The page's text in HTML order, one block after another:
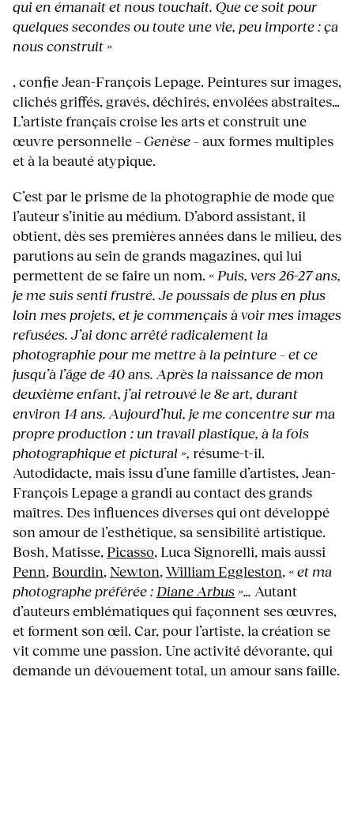
qui en émanait et nous touchait. Que ce soit pour
quelques secondes ou toute une vie, peu importe : ça
nous construit »
, confie Jean-François Lepage. Peintures sur images,
clichés griffés, gravés, déchirés, envolées abstraites…
L’artiste français croise les arts et construit une
œuvre personnelle – Genèse– aux formes multiples
et à la beauté atypique.
C’est par le prisme de la photographie de mode que
l’auteur s’initie au médium. D’abord assistant, il
obtient, dès ses premières années dans le milieu, des
parutions au sein de grands magazines, qui lui
permettent de se faire un nom. « Puis, vers 26-27 ans,
je me suis senti frustré. Je poussais de plus en plus
loin mes projets, et je commençais à voir mes images
refusées. J’ai donc arrêté radicalement la
photographie pour me mettre à la peinture – et ce
jusqu’à l’âge de 40 ans. Après la naissance de mon
deuxième enfant, j’ai retrouvé le 8e art, durant
environ 14 ans. Aujourd’hui, je me concentre sur ma
propre production : un travail plastique, à la fois
photographique et pictural », résume-t-il.
Autodidacte, mais issu d’une famille d’artistes, Jean-
François Lepage a grandi au contact des grands
maîtres. Des influences diverses qui ont développé
son amour de l’esthétique, sa sensibilité artistique.
Bosh, Matisse, Picasso, Luca Signorelli, mais aussi
Penn, Bourdin,Newton,William Eggleston, « et ma
photographe préférée : Diane Arbus»… Autant
d’auteurs emblématiques qui façonnent ses œuvres,
et forment son œil. Car, pour l’artiste, la création se
vit comme une passion. Une activité dévorante, qui
demande un dévouement total, un amour sans faille.